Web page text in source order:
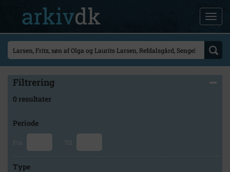
Filtrering
0 resultater
Periode
Fra Til
Type